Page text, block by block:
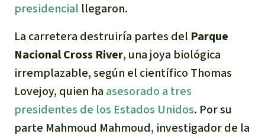
Aceite de palma
Indígena
presidencial llegaron.
La carretera destruiría partes del Parque
Nacional Cross River, una joya biológica
irremplazable, según el científico Thomas
Lovejoy, quien ha asesorado a tres
presidentes de los Estados Unidos. Por su
parte Mahmoud Mahmoud, investigador de la